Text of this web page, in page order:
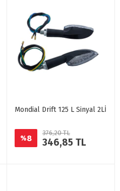
Mondial Drift 125 L Sinyal 2Lİ
%8
376,20 TL
346,85 TL